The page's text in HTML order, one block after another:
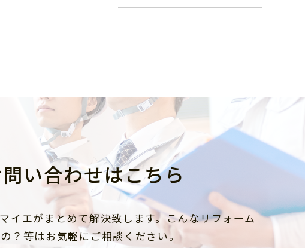
い合わせはこちら
イエがまとめて解決致します。こんなリフォーム
？等はお気軽にご相談ください。